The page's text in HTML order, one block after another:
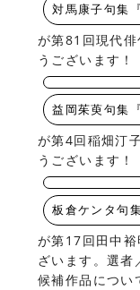
対馬康子句集
が第81回現代
うございます！
益岡茱萸句集
が第4回稲畑汀
うございます！
板倉ケンタ句
が第17回田中
ざいます。選者
候補作品につ